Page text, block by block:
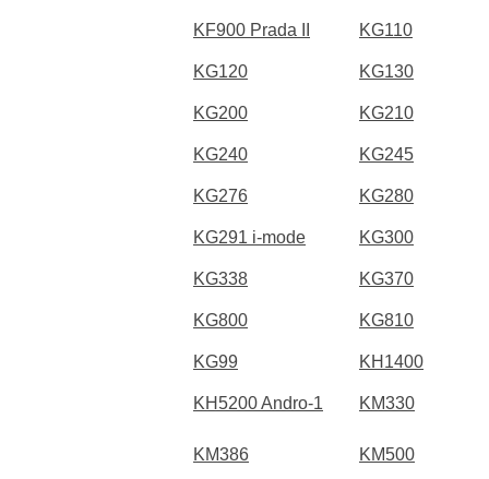
KF900 Prada II KG110
KG120 KG130
KG200 KG210
KG240 KG245
KG276 KG280
KG291 i-mode KG300
KG338 KG370
KG800 KG810
KG99 KH1400
KH5200 Andro-1 KM330
KM386 KM500